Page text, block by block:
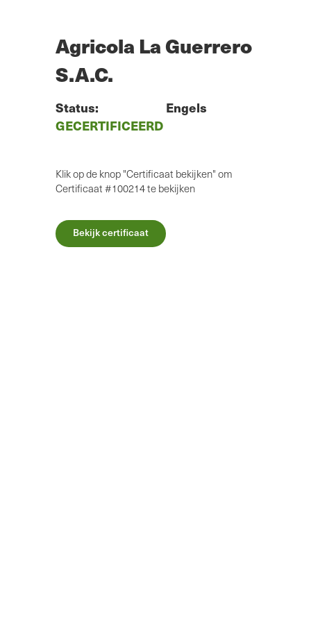
Agricola La Guerrero
S.A.C.
Status:
GECERTIFICEERD
Engels
Klik op de knop "Certificaat bekijken" om
Certificaat #100214 te bekijken
Bekijk certificaat